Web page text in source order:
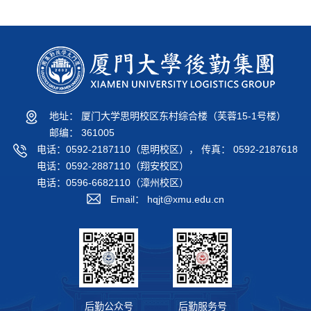
地址： 厦门大学思明校区东村综合楼（芙蓉15-1号楼）
邮编： 361005
电话：0592-2187110（思明校区）， 传真： 0592-2187618
电话：0592-2887110（翔安校区）
电话：0596-6682110（漳州校区）
Email： hqjt@xmu.edu.cn
后勤公众号 后勤服务号